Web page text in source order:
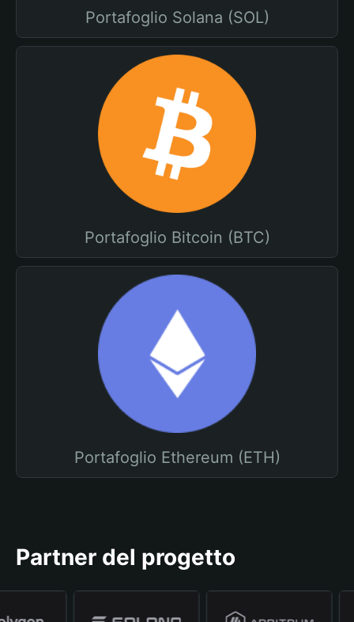
Portafoglio Solana (SOL)
Portafoglio Bitcoin (BTC)
Portafoglio Ethereum (ETH)
Partner del progetto